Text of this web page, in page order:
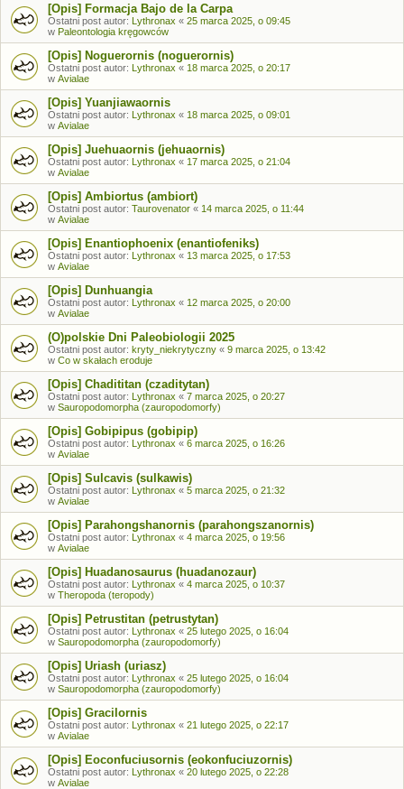
[Opis] Formacja Bajo de la Carpa
Ostatni post autor: Lythronax « 25 marca 2025, o 09:45
w Paleontologia kręgowców
[Opis] Noguerornis (noguerornis)
Ostatni post autor: Lythronax « 18 marca 2025, o 20:17
w Avialae
[Opis] Yuanjiawaornis
Ostatni post autor: Lythronax « 18 marca 2025, o 09:01
w Avialae
[Opis] Juehuaornis (jehuaornis)
Ostatni post autor: Lythronax « 17 marca 2025, o 21:04
w Avialae
[Opis] Ambiortus (ambiort)
Ostatni post autor: Taurovenator « 14 marca 2025, o 11:44
w Avialae
[Opis] Enantiophoenix (enantiofeniks)
Ostatni post autor: Lythronax « 13 marca 2025, o 17:53
w Avialae
[Opis] Dunhuangia
Ostatni post autor: Lythronax « 12 marca 2025, o 20:00
w Avialae
(O)polskie Dni Paleobiologii 2025
Ostatni post autor: kryty_niekrytyczny « 9 marca 2025, o 13:42
w Co w skałach eroduje
[Opis] Chadititan (czaditytan)
Ostatni post autor: Lythronax « 7 marca 2025, o 20:27
w Sauropodomorpha (zauropodomorfy)
[Opis] Gobipipus (gobipip)
Ostatni post autor: Lythronax « 6 marca 2025, o 16:26
w Avialae
[Opis] Sulcavis (sulkawis)
Ostatni post autor: Lythronax « 5 marca 2025, o 21:32
w Avialae
[Opis] Parahongshanornis (parahongszanornis)
Ostatni post autor: Lythronax « 4 marca 2025, o 19:56
w Avialae
[Opis] Huadanosaurus (huadanozaur)
Ostatni post autor: Lythronax « 4 marca 2025, o 10:37
w Theropoda (teropody)
[Opis] Petrustitan (petrustytan)
Ostatni post autor: Lythronax « 25 lutego 2025, o 16:04
w Sauropodomorpha (zauropodomorfy)
[Opis] Uriash (uriasz)
Ostatni post autor: Lythronax « 25 lutego 2025, o 16:04
w Sauropodomorpha (zauropodomorfy)
[Opis] Gracilornis
Ostatni post autor: Lythronax « 21 lutego 2025, o 22:17
w Avialae
[Opis] Eoconfuciusornis (eokonfuciuzornis)
Ostatni post autor: Lythronax « 20 lutego 2025, o 22:28
w Avialae